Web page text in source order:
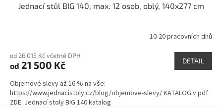
Jednací stůl BIG 140, max. 12 osob, oblý, 140x277 cm
10-20 pracovních dnů
od 26 015 Kč včetně DPH
od 21 500 Kč DETAIL
Objemové slevy až 16 % na vše:
https://www.jednacistoly.cz/blog/objemove-slevy/ KATALOG v pdf
ZDE: Jednací stoly BIG 140 katalog